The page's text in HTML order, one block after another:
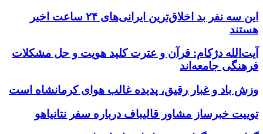
این سه نفر بد اخلاق‌ترین ایرانی‌های ۲۴ ساعت اخیر
هستند
آیت‌الله دژکام: قرآن و عترت کلید هویت و حل مشکلات
فرهنگی جامعه‌اند
وزش باد و غبار رقیق، پدیده غالب هوای کرمانشاه است
توییت خبرساز مشاور قالیباف درباره سفر نتانیاهو